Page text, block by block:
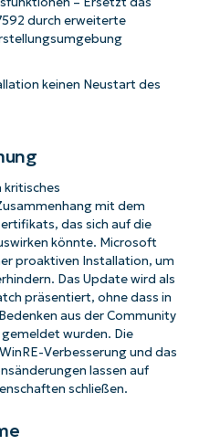
durch erweiterte
keinen Neustart des
kritisches
mit dem
das sich auf die
könnte. Microsoft
proaktiven Installation, um
Das Update wird als
präsentiert, ohne dass in
aus der Community
wurden. Die
Verbesserung und das
lassen auf
schließen.